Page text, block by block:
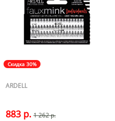
Скидка 30%
ARDELL
883 р. 1 262 р.